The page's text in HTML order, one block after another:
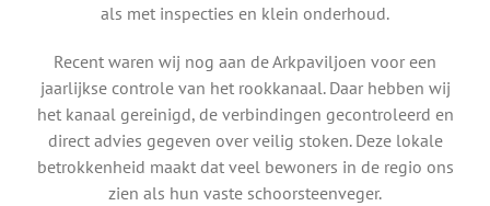
als met inspecties en klein onderhoud.
Recent waren wij nog aan de Arkpaviljoen voor een
jaarlijkse controle van het rookkanaal. Daar hebben wij
het kanaal gereinigd, de verbindingen gecontroleerd en
direct advies gegeven over veilig stoken. Deze lokale
betrokkenheid maakt dat veel bewoners in de regio ons
zien als hun vaste schoorsteenveger.